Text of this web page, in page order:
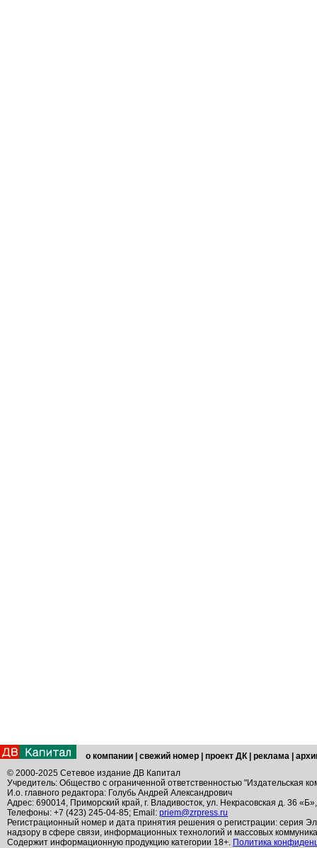
о компании свежий номер проект ДК реклама
© 2000-2025 Сетевое издание ДВ Капитал
Учредитель: Общество с ограниченной ответственностью "Издательская
И.о. главного редактора: Голубь Андрей Александрович
Адрес: 690014, Приморский край, г. Владивосток, ул. Некрасовская д. 36
Телефоны: +7 (423) 245-04-85; Email: priem@zrpress.ru
Регистрационный номер и дата принятия решения о регистрации: серия
надзору в сфере связи, информационных технологий и массовых
Содержит информационную продукцию категории 18+. Политика